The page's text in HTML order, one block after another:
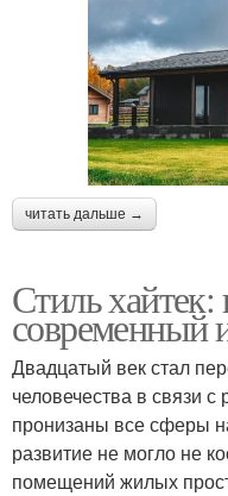
читать дальше →
Стиль хайтек:
современный
Двадцатый век стал
человечества в связи
пронизаны все сферы
развитие не могло не
помещений жилых